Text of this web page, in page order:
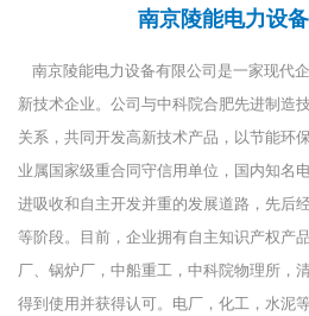
南京陵能电力设
南京陵能电力设备有限公司是一家现代
新技术企业。公司与中科院合肥先进制造
关系，共同开发高新技术产品，以节能环
业属国家级重合同守信用单位，国内知名
进吸收和自主开发并重的发展道路，先后
等阶段。目前，企业拥有自主知识产权产
厂、锅炉厂，中船重工，中科院物理所，
得到使用并获得认可。电厂，化工，水泥